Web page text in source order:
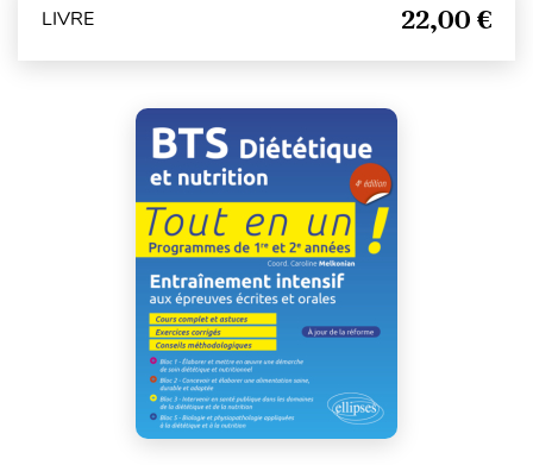
LIVRE 22,00 €